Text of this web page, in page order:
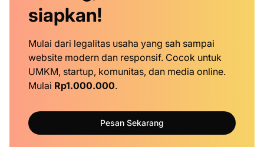
siapkan!
Mulai dari legalitas usaha yang sah sampai
website modern dan responsif. Cocok untuk
UMKM, startup, komunitas, dan media online.
Mulai Rp1.000.000.
Pesan Sekarang